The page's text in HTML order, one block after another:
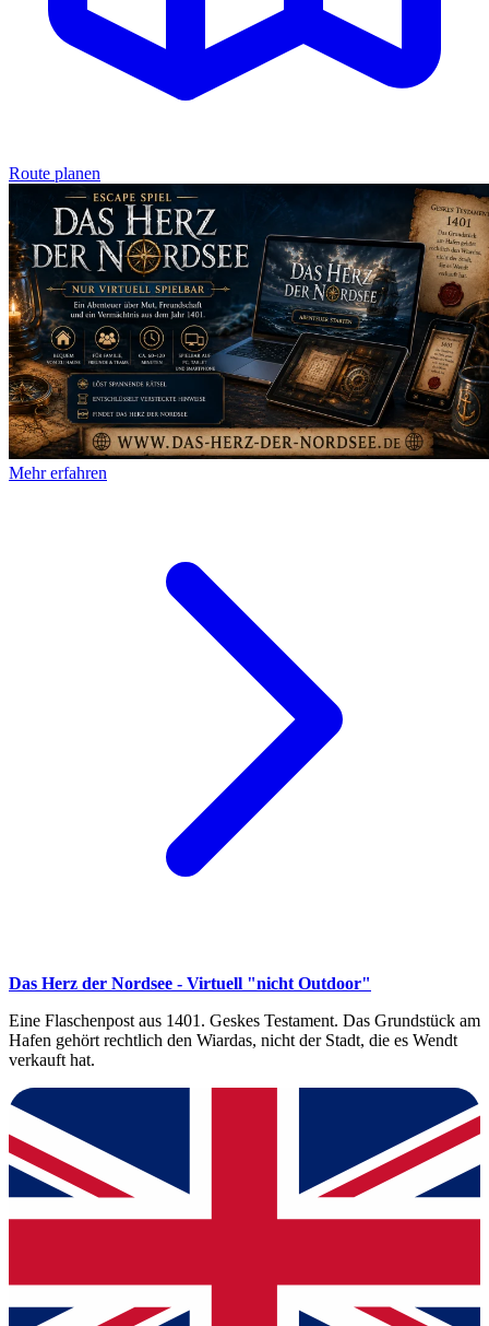
Route planen
Mehr erfahren
Das Herz der Nordsee - Virtuell "nicht Outdoor"
Eine Flaschenpost aus 1401. Geskes Testament. Das Grundstück am
Hafen gehört rechtlich den Wiardas, nicht der Stadt, die es Wendt
verkauft hat.